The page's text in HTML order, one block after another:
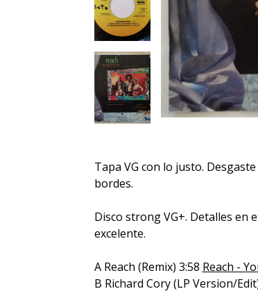
Tapa VG con lo justo.
bordes.
Disco strong VG+. Detalles en
excelente.
A Reach (Remix) 3:58 Reach -
B Richard Cory (LP Version/